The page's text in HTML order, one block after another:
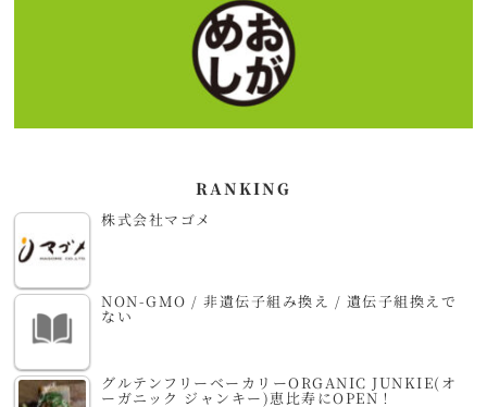
RANKING
株式会社マゴメ
NON-GMO / 非遺伝子組み換え / 遺伝子組換えで
ない
グルテンフリーベーカリーORGANIC JUNKIE(オ
ーガニック ジャンキー)恵比寿にOPEN！